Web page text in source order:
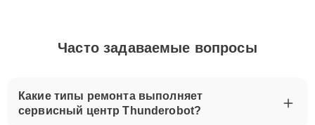
Часто задаваемые вопросы
Какие типы ремонта выполняет
сервисный центр Thunderobot?